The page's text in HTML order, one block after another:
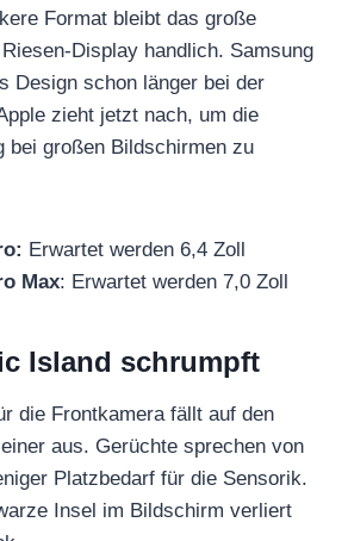
Format bleibt das große
Display handlich. Samsung
Design schon länger bei der
zieht jetzt nach, um die
bei großen Bildschirmen zu
Erwartet werden 6,4 Zoll
Max: Erwartet werden 7,0 Zoll
Island schrumpft
die Frontkamera fällt auf den
aus. Gerüchte sprechen von
Platzbedarf für die Sensorik.
Insel im Bildschirm verliert